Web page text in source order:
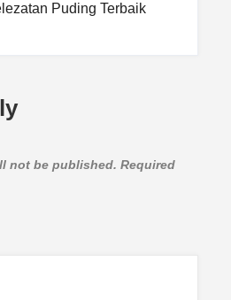
Puding Terbaik
not be published. Required